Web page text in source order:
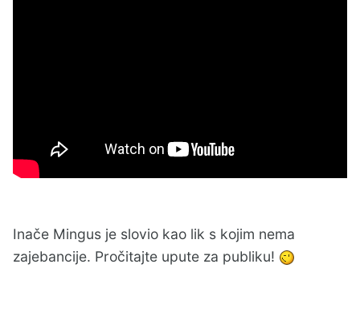
Inače Mingus je slovio kao lik s kojim nema
zajebancije. Pročitajte upute za publiku!